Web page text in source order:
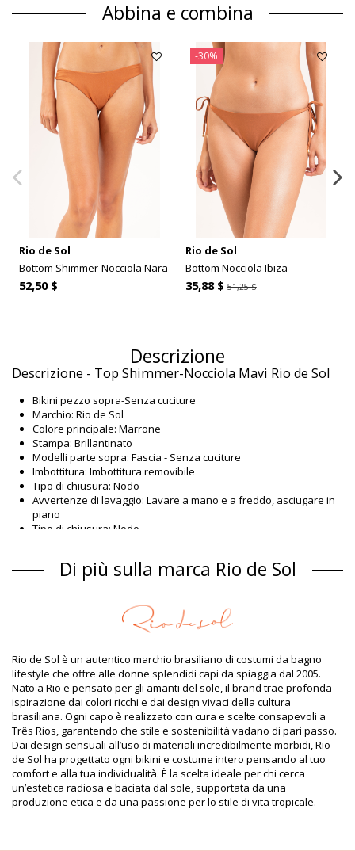
Abbina e combina
Rio de Sol
Bottom Shimmer-Nocciola Nara
52,50 $
-30%
Rio de Sol
Bottom Nocciola Ibiza
35,88 $ 51,25 $
Descrizione
Descrizione - Top Shimmer-Nocciola Mavi Rio de Sol
Bikini pezzo sopra-Senza cuciture
Marchio: Rio de Sol
Colore principale: Marrone
Stampa: Brillantinato
Modelli parte sopra: Fascia - Senza cuciture
Imbottitura: Imbottitura removibile
Tipo di chiusura: Nodo
Avvertenze di lavaggio: Lavare a mano e a freddo, asciugare in
piano
Tipo di chiusura: Nodo
Bikini pezzo sopra Marrone Rio de Sol SPRING
Composizione: 84% Nylon, 16% Spandex (LYCRA) - OEKO-TEX -
Fodera: 84% Polyamide, 16% Elastane - Oeko-Tex
Informazioni sul prodotto
Dipartimento: Donna, Bikini pezzo sopra
Il pacchetto include: 1 x Bikini pezzo sopra (Altri accessori non
inclusi)
HS CODE (Codice doganale): 6112.41.0010
SKU: 1981127102
EAN: XS (7899810458223), S (7899810458230), M (7899810458247),
L (7899810458254), XL (7899810458261)
Peso: 55g / 0.12lb / 1.94oz
La stampa non è esatta e può variare in base al taglio
Di più sulla marca Rio de Sol
Rio de Sol è un autentico marchio brasiliano di costumi da bagno
lifestyle che offre alle donne splendidi capi da spiaggia dal 2005.
Nato a Rio e pensato per gli amanti del sole, il brand trae profonda
ispirazione dai colori ricchi e dai design vivaci della cultura
brasiliana. Ogni capo è realizzato con cura e scelte consapevoli a
Três Rios, garantendo che stile e sostenibilità vadano di pari passo.
Dai design sensuali all’uso di materiali incredibilmente morbidi, Rio
de Sol ha progettato ogni bikini e costume intero pensando al tuo
comfort e alla tua individualità. È la scelta ideale per chi cerca
un’estetica radiosa e baciata dal sole, supportata da una
produzione etica e da una passione per lo stile di vita tropicale.